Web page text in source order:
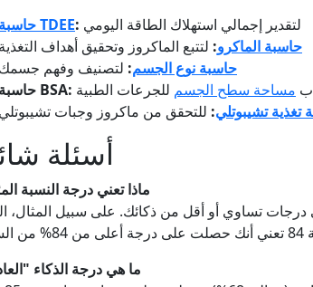
حاسبة TDEE: لتقدير إجمالي استهلاك الطاقة اليومي
حاسبة الماكرو: لتتبع الماكروز وتحقيق أهداف التغذية
حاسبة نوع الجسم: لتصنيف وفهم جسمك
حاسبة BSA:
مساحة سطح الجسم للجرعات الطبية
تغذية تشيبوتلي: للتحقق من ماكروز وجبات تشيبوتلي
أسئلة
ماذا تعني درجة النسبة
درجات تساوي أو أقل من ذكائك. على سبيل المثال،
ما هي درجة الذكاء